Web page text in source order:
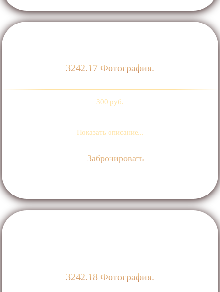
3242.17 Фотография.
300 руб.
Показать описание...
Забронировать
3242.18 Фотография.